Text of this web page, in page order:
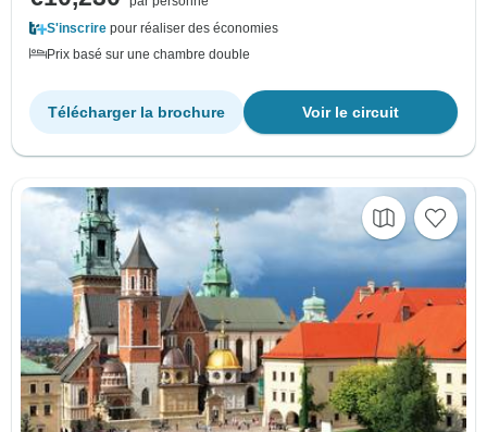
S'inscrire pour réaliser des économies
Prix basé sur une chambre double
Voir le circuit
Télécharger la brochure